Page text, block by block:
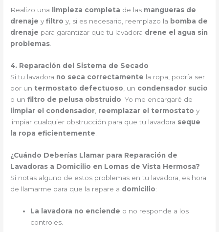
Realizo una limpieza completa de las mangueras de
drenaje yfiltro y, si es necesario, reemplazo la bomba de
drenaje para garantizar que tu lavadora drene el agua sin
problemas.
4. Reparación del Sistema de Secado
Si tu lavadora no seca correctamente la ropa, podría ser
por un termostato defectuoso, un condensador sucio
o unfiltro de pelusa obstruido. Yo me encargaré de
limpiar el condensador, reemplazar el termostato y
limpiar cualquier obstrucción para que tu lavadora seque
la ropa eficientemente.
¿Cuándo Deberías Llamar para Reparación de
Lavadoras a Domicilio en Lomas de Vista Hermosa?
Si notas alguno de estos problemas en tu lavadora, es hora
de llamarme para que la repare a domicilio:
La lavadora no enciende o no responde a los
controles.